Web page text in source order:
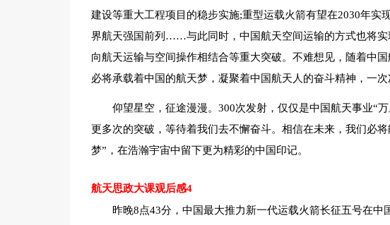
建设等重大工程项目的稳步实施;重型运载火箭有望在2030年实
界航天强国前列……与此同时，中国航天空间运输的方式也将
向航天运输与空间操作相结合等重大突破。不难想见，随着中
必将承载着中国的航天梦，凝聚着中国航天人的奋斗精神，一
仰望星空，征途漫漫。300次发射，仅仅是中国航天事业“
更多次的突破，等待着我们去不懈奋斗。相信在未来，我们必
梦”，在浩瀚宇宙中留下更为精彩的中国印记。
航天思政大课观后感4
昨晚8点43分，中国最大推力新一代运载火箭长征五号在